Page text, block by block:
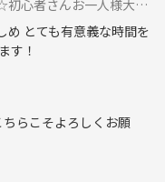
迎！大阪難波平日ボードゲーム会に参加
め とても有意義な時間を
す！
らこそよろしくお願